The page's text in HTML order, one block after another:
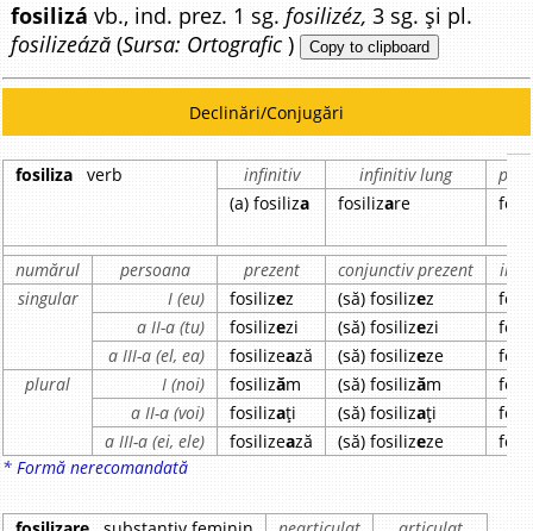
fosilizá vb., ind. prez. 1 sg.fosilizéz,3 sg. și pl.
fosilizeáză (Sursa: Ortografic ) Copy to clipboard
Declinări/Conjugări
fosiliza verb infinitiv infinitiv lung
(a) fosiliza fosilizare
numărul persoana prezent conjunctiv prezent
singular
I (eu) fosilizez (să) fosilizez
a II-a (tu)
fosilizezi (să) fosilizezi
a III-a (el, ea)
fosilizează (să) fosilizeze
plural
I (noi) fosilizăm (să) fosilizăm
a II-a (voi)
fosilizați (să) fosilizați
a III-a (ei, ele)
fosilizează (să) fosilizeze
* Formă nerecomandată